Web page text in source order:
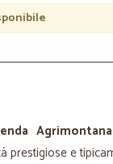
Agrimontana
prestigiose e